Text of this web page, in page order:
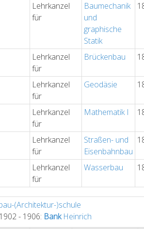
Lehrkanzel
für
Baumechanik
und
graphische
Statik
Lehrkanzel
für
Brückenbau
Lehrkanzel
für
Geodäsie
Lehrkanzel
für
Mathematik I
Lehrkanzel
für
Straßen- und
Eisenbahnbau
Lehrkanzel
für
Wasserbau
(Architektur-)schule
1902 - 1906: BankHeinrich